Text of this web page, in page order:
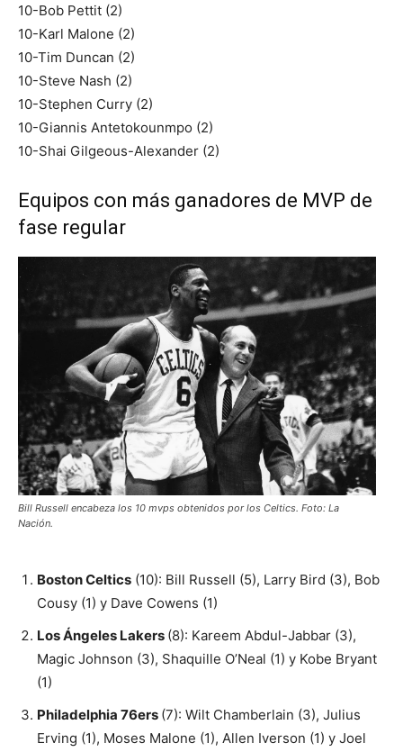
10-Bob Pettit (2)
10-Karl Malone (2)
10-Tim Duncan (2)
10-Steve Nash (2)
10-Stephen Curry (2)
10-Giannis Antetokounmpo (2)
10-Shai Gilgeous-Alexander (2)
Equipos con más ganadores de MVP de
fase regular
Bill Russell encabeza los 10 mvps obtenidos por los Celtics. Foto: La
Nación.
Boston Celtics (10): Bill Russell (5), Larry Bird (3), Bob
Cousy (1) y Dave Cowens (1)
Los Ángeles Lakers (8): Kareem Abdul-Jabbar (3),
Magic Johnson (3), Shaquille O’Neal (1) y Kobe Bryant
(1)
Philadelphia 76ers (7): Wilt Chamberlain (3), Julius
Erving (1), Moses Malone (1), Allen Iverson (1) y Joel